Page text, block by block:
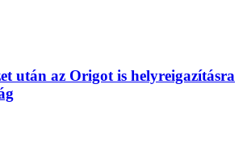
után az Origot is helyreigazításra